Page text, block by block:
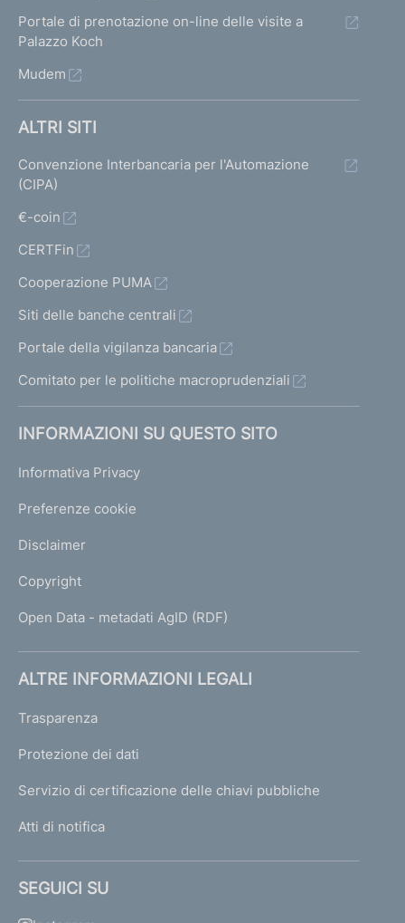
Portale di prenotazione on-line delle visite a
Palazzo Koch
Mudem
ALTRI SITI
Convenzione Interbancaria per l'Automazione
(CIPA)
€-coin
CERTFin
Cooperazione PUMA
Siti delle banche centrali
Portale della vigilanza bancaria
Comitato per le politiche macroprudenziali
INFORMAZIONI SU QUESTO SITO
Informativa Privacy
Preferenze cookie
Disclaimer
Copyright
Open Data - metadati AgID (RDF)
ALTRE INFORMAZIONI LEGALI
Trasparenza
Protezione dei dati
Servizio di certificazione delle chiavi pubbliche
Atti di notifica
SEGUICI SU